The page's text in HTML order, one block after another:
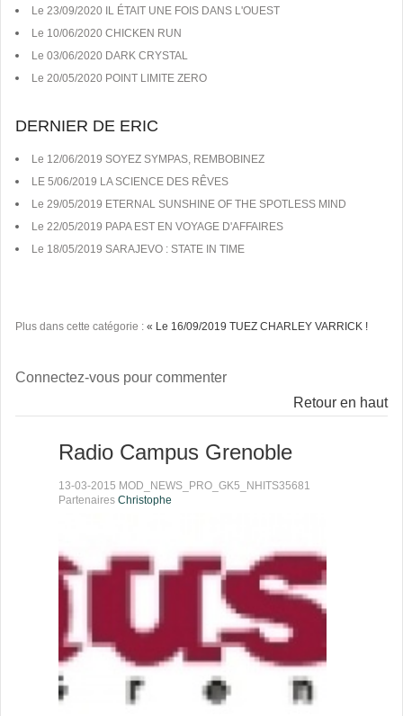
Le 23/09/2020 IL ÉTAIT UNE FOIS DANS L'OUEST
Le 10/06/2020 CHICKEN RUN
Le 03/06/2020 DARK CRYSTAL
Le 20/05/2020 POINT LIMITE ZERO
DERNIER DE ERIC
Le 12/06/2019 SOYEZ SYMPAS, REMBOBINEZ
LE 5/06/2019 LA SCIENCE DES RÊVES
Le 29/05/2019 ETERNAL SUNSHINE OF THE SPOTLESS MIND
Le 22/05/2019 PAPA EST EN VOYAGE D'AFFAIRES
Le 18/05/2019 SARAJEVO : STATE IN TIME
Plus dans cette catégorie : « Le 16/09/2019 TUEZ CHARLEY VARRICK !
Connectez-vous pour commenter
Retour en haut
Radio Campus Grenoble
13-03-2015 MOD_NEWS_PRO_GK5_NHITS35681
Partenaires Christophe